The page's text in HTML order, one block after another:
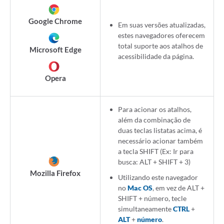
Google Chrome
Microsoft Edge
Opera
Em suas versões atualizadas,
estes navegadores oferecem
total suporte aos atalhos de
acessibilidade da página.
Mozilla Firefox
Para acionar os atalhos,
além da combinação de
duas teclas listatas acima, é
necessário acionar também
a tecla SHIFT (Ex: Ir para
busca: ALT + SHIFT + 3)
Utilizando este navegador
noMac OS, em vez de ALT +
SHIFT + número, tecle
simultaneamenteCTRL+
ALT+número.